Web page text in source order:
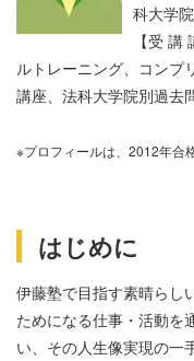
科大学
【受
ルトレーニング、コンプ
講座、法科大学院別過
※プロフィールは、2012年合
はじめに
伊藤塾で目指す素晴らし
ためになる仕事・活動を
い、その人生像実現の一